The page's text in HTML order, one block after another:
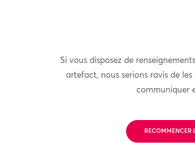
Si vous disposez de
artefact, nous serions ravis de
communiquer
RECOMMENCER